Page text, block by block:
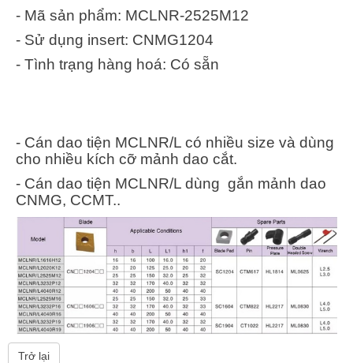
- Mã sản phẩm: MCLNR-2525M12
- Sử dụng insert: CNMG1204
- Tình trạng hàng hoá: Có sẵn
- Cán dao tiện MCLNR/L có nhiều size và dùng
cho nhiều kích cỡ mảnh dao cắt.
- Cán dao tiện MCLNR/L dùng gắn mảnh dao
CNMG, CCMT..
Trở lại